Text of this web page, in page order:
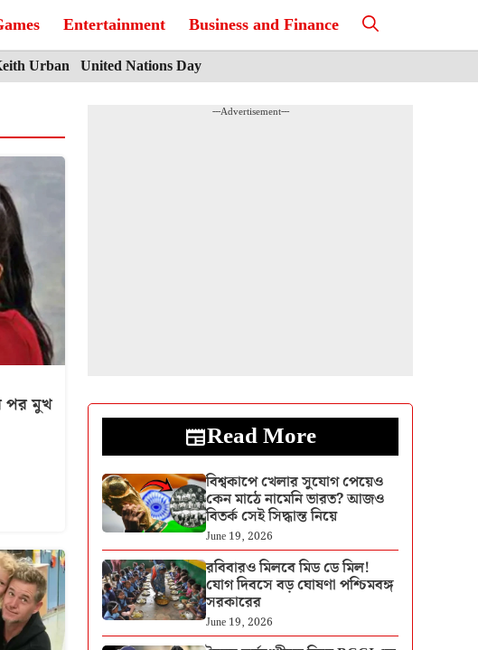
Entertainment Business and Finance
Urban United Nations Day
পর মুখ
---Advertisement---
Read More
বিশ্বকাপে খেলার সুযোগ পেয়েও
কেন মাঠে নামেনি ভারত? আজও
বিতর্ক সেই সিদ্ধান্ত নিয়ে
June 19, 2026
রবিবারও মিলবে মিড ডে মিল!
যোগ দিবসে বড় ঘোষণা পশ্চিমবঙ্গ
সরকারের
June 19, 2026